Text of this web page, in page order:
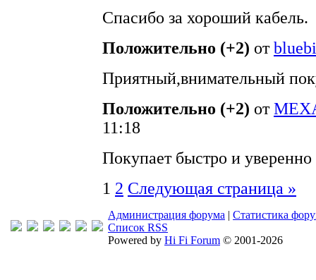
Спасибо за хороший кабель.
Положительно (+2) от
Приятный,внимательный
Положительно (+2) от
11:18
Покупает быстро и уверенно
1 2 Следующая страница »
Администрация форума | Статистика
Список RSS
Powered by Hi Fi Forum © 2001-2026